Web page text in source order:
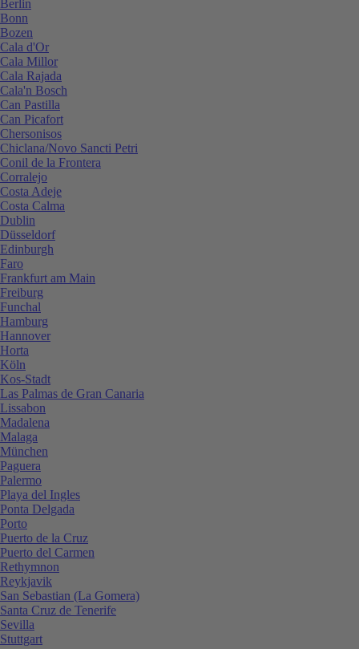
Berlin
Bonn
Bozen
Cala d'Or
Cala Millor
Cala Rajada
Cala'n Bosch
Can Pastilla
Can Picafort
Chersonisos
Chiclana/Novo Sancti Petri
Conil de la Frontera
Corralejo
Costa Adeje
Costa Calma
Dublin
Düsseldorf
Edinburgh
Faro
Frankfurt am Main
Freiburg
Funchal
Hamburg
Hannover
Horta
Köln
Kos-Stadt
Las Palmas de Gran Canaria
Lissabon
Madalena
Malaga
München
Paguera
Palermo
Playa del Ingles
Ponta Delgada
Porto
Puerto de la Cruz
Puerto del Carmen
Rethymnon
Reykjavik
San Sebastian (La Gomera)
Santa Cruz de Tenerife
Sevilla
Stuttgart